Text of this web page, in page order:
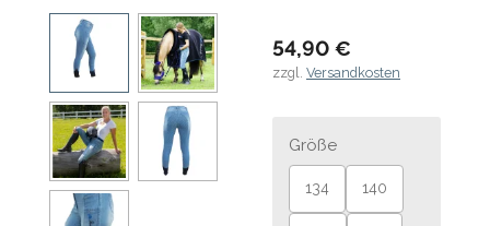
54,90 €
zzgl. Versandkosten
Größe
134 140